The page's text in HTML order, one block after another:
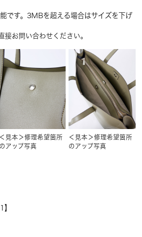
です。3MBを超える場合はサイズを下げ
接お問い合わせください。
＜見本＞修理希望箇所
のアップ写真
＜見本＞修理希望箇所
のアップ写真
】